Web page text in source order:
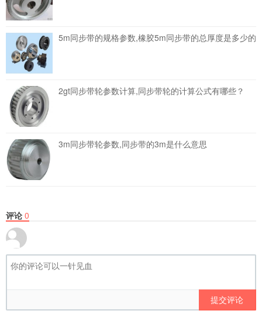
5m同步带的规格参数,橡胶5m同步带的总厚度是多少的
2gt同步带轮参数计算,同步带轮的计算公式有哪些？
3m同步带轮参数,同步带的3m是什么意思
评论 0
提交评论